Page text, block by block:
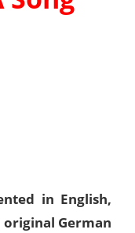
in English,
German